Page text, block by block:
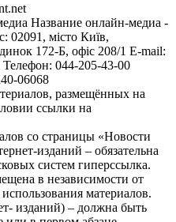
Название онлайн-медиа -
02091, місто Київ,
172-Б, офіс 208/1 E-mail:
Телефон: 044-205-43-00
06068
размещённых на
ссылки на
со страницы «Новости
изданий – обязательна
систем гиперссылка.
в независимости от
материалов.
изданий) – должна быть